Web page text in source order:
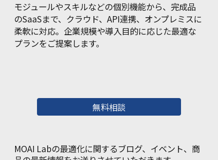
モジュールやスキルなどの個別機能から、完成品
のSaaSまで、クラウド、API連携、オンプレミスに
柔軟に対応。企業規模や導入目的に応じた最適な
プランをご提案します。
無料相談
MOAI Labの最適化に関するブログ、イベント、商